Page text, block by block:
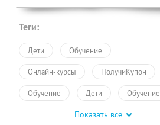
Теги:
Дети Обучение
Онлайн-курсы ПолучиКупон
Обучение Дети Обучение
Показать все